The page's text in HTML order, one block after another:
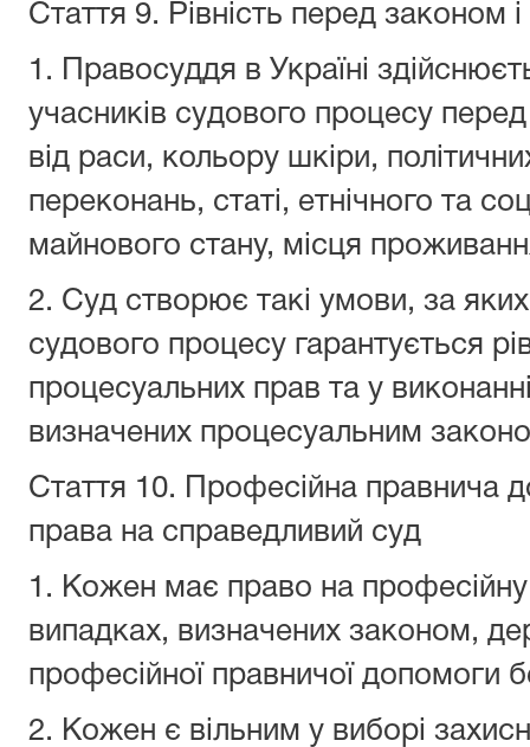
Стаття 9. Рівність перед законом
1. Правосуддя в Україні
учасників судового процесу
від раси, кольору шкіри,
переконань, статі, етнічного та
майнового стану, місця
2. Суд створює такі умови, за
судового процесу гарантується
процесуальних прав та у
визначених процесуальним
Стаття 10. Професійна правнича
права на справедливий суд
1. Кожен має право на
випадках, визначених законом,
професійної правничої допомоги
2. Кожен є вільним у виборі